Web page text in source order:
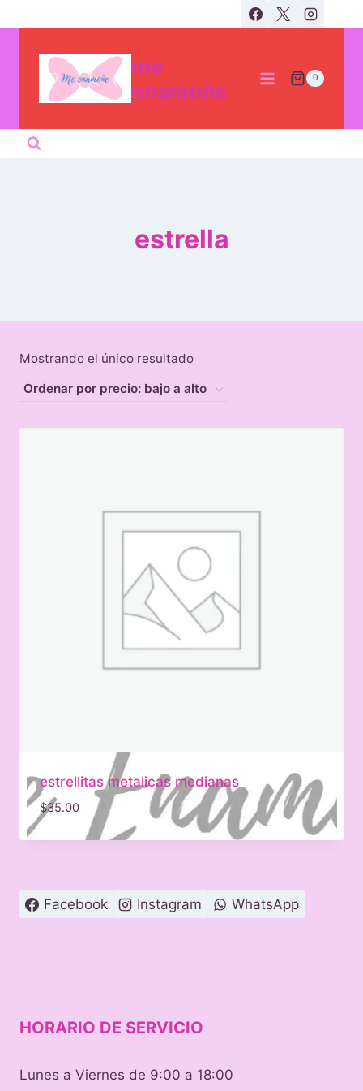
to
content
me
enamoñe
0
estrella
Mostrando el único resultado
estrellitas metalicas medianas
$35.00
Facebook Instagram WhatsApp
HORARIO DE SERVICIO
Lunes a Viernes de 9:00 a 18:00